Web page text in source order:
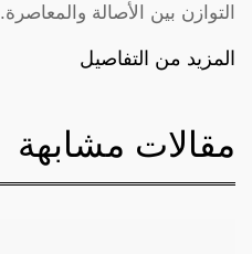
التوازن بين الأصالة والمعاصرة.
المزيد من التفاصيل
مقالات مشابهة